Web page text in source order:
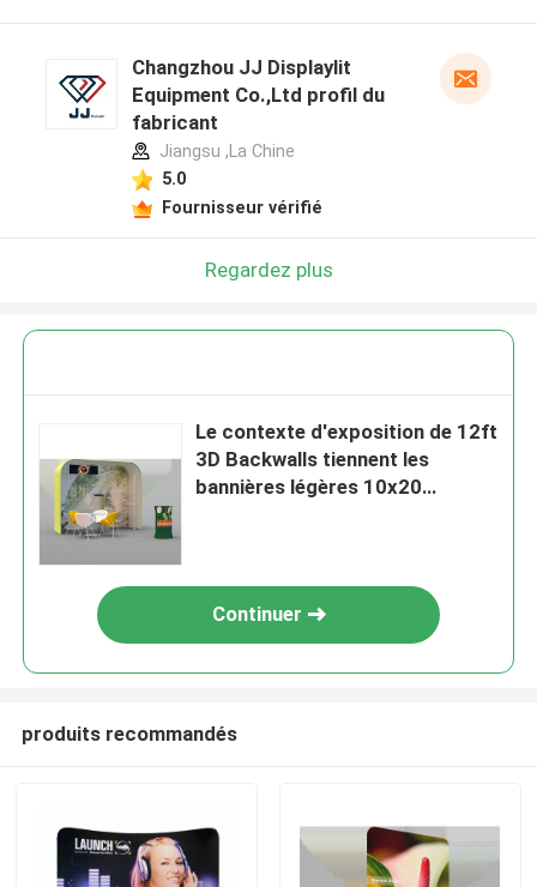
Changzhou JJ Displaylit
Equipment Co.,Ltd profil du
fabricant
Jiangsu ,La Chine
5.0
Fournisseur vérifié
Regardez plus
Le contexte d'exposition de 12ft
3D Backwalls tiennent les
bannières légères 10x20
Continuer
produits recommandés